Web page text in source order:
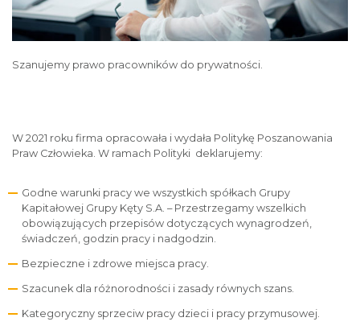
Szanujemy prawo pracowników do prywatności.
W 2021 roku firma opracowała i wydała Politykę Poszanowania
Praw Człowieka. W ramach Polityki deklarujemy:
Godne warunki pracy we wszystkich spółkach Grupy
Kapitałowej Grupy Kęty S.A. – Przestrzegamy wszelkich
obowiązujących przepisów dotyczących wynagrodzeń,
świadczeń, godzin pracy i nadgodzin.
Bezpieczne i zdrowe miejsca pracy.
Szacunek dla różnorodności i zasady równych szans.
Kategoryczny sprzeciw pracy dzieci i pracy przymusowej.